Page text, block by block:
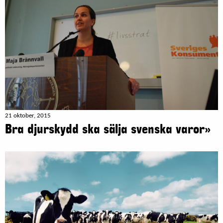
21 oktober, 2015
Bra djurskydd ska sälja svenska varor»